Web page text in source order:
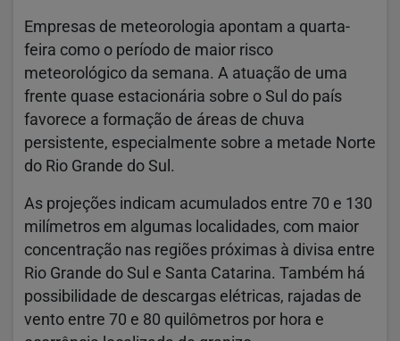
Empresas de meteorologia apontam a quarta-
feira como o período de maior risco
meteorológico da semana. A atuação de uma
frente quase estacionária sobre o Sul do país
favorece a formação de áreas de chuva
persistente, especialmente sobre a metade Norte
do Rio Grande do Sul.
As projeções indicam acumulados entre 70 e 130
milímetros em algumas localidades, com maior
concentração nas regiões próximas à divisa entre
Rio Grande do Sul e Santa Catarina. Também há
possibilidade de descargas elétricas, rajadas de
vento entre 70 e 80 quilômetros por hora e